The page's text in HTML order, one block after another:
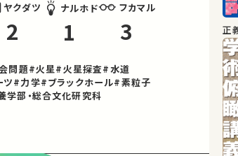
ヤクダツ
2
ナルホド
1
フカマル
3
問題#火星#火星探査#水道
ツ#力学#ブラックホール#素粒子
学部・総合文化研究科
正